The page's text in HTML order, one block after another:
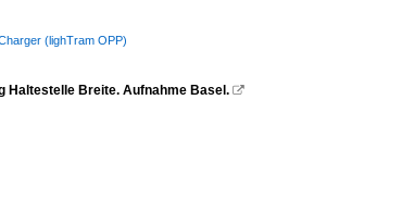
(lighTram OPP)
Haltestelle Breite. Aufnahme Basel. 